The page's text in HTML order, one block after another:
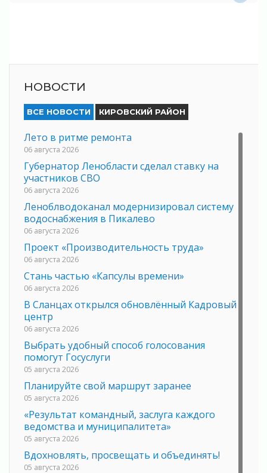
НОВОСТИ
ВСЕ НОВОСТИ КИРОВСКИЙ РАЙОН
Лето в ритме ремонта
06 августа 2026
Губернатор Ленобласти сделал ставку на
участников СВО
06 августа 2026
Леноблводоканал модернизировал систему
водоснабжения в Пикалево
06 августа 2026
Проект «Производительность труда»
06 августа 2026
Стань частью «Капсулы времени»
06 августа 2026
В Сланцах открылся обновлённый Кадровый
центр
06 августа 2026
Выбрать удобный способ голосования
помогут Госуслуги
05 августа 2026
Планируйте свой маршрут заранее
05 августа 2026
«Результат командный, заслуга каждого
ведомства и муниципалитета»
05 августа 2026
Вдохновлять, просвещать и объединять!
05 августа 2026